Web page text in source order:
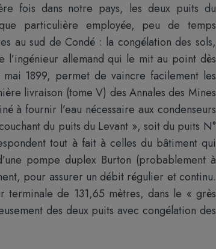
fois dans notre pays, les deux puits du
particulière employée, peu de temps
au sud de Condé : la congélation des sols,
l’ingénieur allemand qui le mit au point dès
1899, permet de vaincre facilement les
livraison (tome V) des Annales des Mines
à fournir l’eau nécessaire aux condenseurs
du puits du Levant », soit du puits N°
tout à fait à celles du bâtiment qui
pompe duplex Burton (probablement à
pour assurer un débit régulier et continu.
terminale de 131,65 mètres, dans le « grès
des deux puits avec congélation des